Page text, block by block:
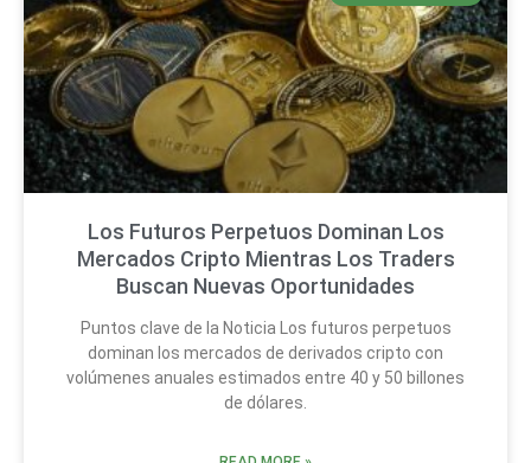
Los Futuros Perpetuos Dominan Los
Mercados Cripto Mientras Los Traders
Buscan Nuevas Oportunidades
Puntos clave de la Noticia Los futuros perpetuos
dominan los mercados de derivados cripto con
volúmenes anuales estimados entre 40 y 50 billones
de dólares.